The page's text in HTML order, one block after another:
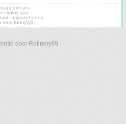
you
exploit you
origami honey
very funny\[/i\]
door Refinery89